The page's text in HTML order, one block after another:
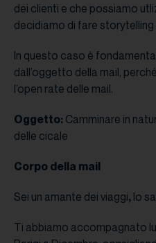
dei clienti e che possiamo
decidiamo di fare storytelling
In questo caso è
dall’oggetto della mail,
l’open rate delle mail.
Oggetto: Camminare in
delle cicale
Corpo della mail
Sei un amante dei viaggi, lo
Ti abbiamo accompagnato